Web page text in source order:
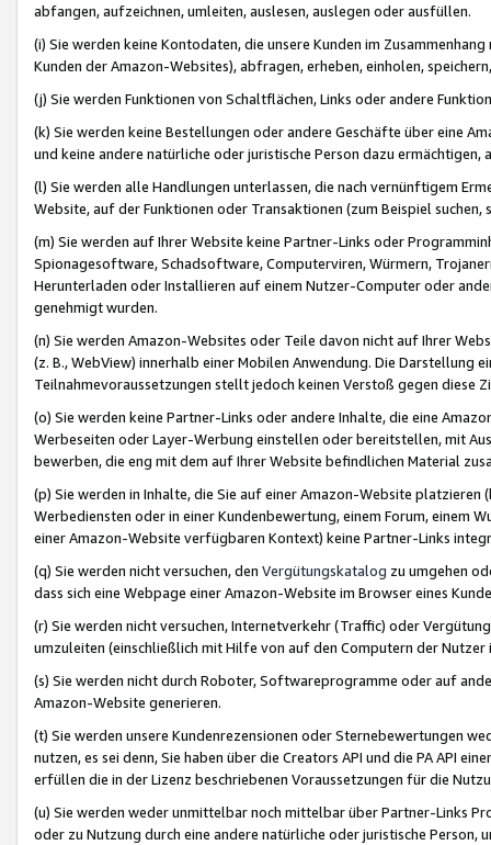
abfangen, aufzeichnen, umleiten, auslesen, auslegen oder ausfüllen.
(i) Sie werden keine Kontodaten, die unsere Kunden im
Kunden der Amazon-Websites), abfragen, erheben, einholen,
(j) Sie werden Funktionen von Schaltflächen, Links oder andere
(k) Sie werden keine Bestellungen oder andere Geschäfte über eine
und keine andere natürliche oder juristische Person dazu
(l) Sie werden alle Handlungen unterlassen, die nach vernünftigem
Website, auf der Funktionen oder Transaktionen (zum Beispiel
(m) Sie werden auf Ihrer Website keine Partner-Links oder
Spionagesoftware, Schadsoftware, Computerviren, Würmern,
Herunterladen oder Installieren auf einem Nutzer-Computer oder
genehmigt wurden.
(n) Sie werden Amazon-Websites oder Teile davon nicht auf Ihrer
(z. B., WebView) innerhalb einer Mobilen Anwendung. Die Darstellung
Teilnahmevoraussetzungen stellt jedoch keinen Verstoß gegen diese
(o) Sie werden keine Partner-Links oder andere Inhalte, die eine
Werbeseiten oder Layer-Werbung einstellen oder bereitstellen, mit
bewerben, die eng mit dem auf Ihrer Website befindlichen Material
(p) Sie werden in Inhalte, die Sie auf einer Amazon-Website
Werbediensten oder in einer Kundenbewertung, einem Forum, einem
einer Amazon-Website verfügbaren Kontext) keine Partner-Links
(q) Sie werden nicht versuchen, den Vergütungskatalog zu umgehen
dass sich eine Webpage einer Amazon-Website im Browser eines
(r) Sie werden nicht versuchen, Internetverkehr (Traffic) oder
umzuleiten (einschließlich mit Hilfe von auf den Computern der
(s) Sie werden nicht durch Roboter, Softwareprogramme oder auf
Amazon-Website generieren.
(t) Sie werden unsere Kundenrezensionen oder Sternebewertungen
nutzen, es sei denn, Sie haben über die Creators API und die PA API
erfüllen die in der Lizenz beschriebenen Voraussetzungen für die
(u) Sie werden weder unmittelbar noch mittelbar über Partner-Links
oder zu Nutzung durch eine andere natürliche oder juristische